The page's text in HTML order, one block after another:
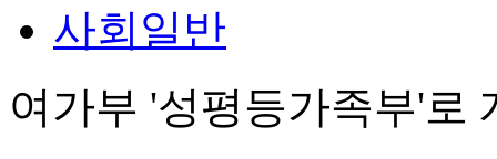
사회일반
여가부 '성평등가족부'